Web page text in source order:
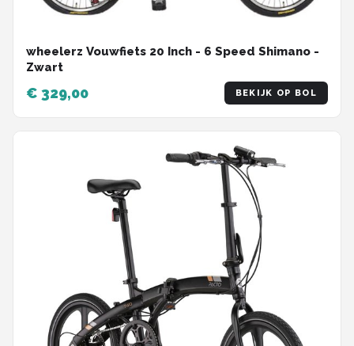
wheelerz Vouwfiets 20 Inch - 6 Speed Shimano -
Zwart
€ 329,00 BEKIJK OP BOL